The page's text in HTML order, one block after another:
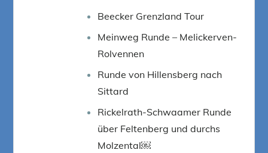
Beecker Grenzland Tour
Meinweg Runde – Melickerven-
Rolvennen
Runde von Hillensberg nach
Sittard
Rickelrath-Schwaamer Runde
über Feltenberg und durchs
Molzental￼